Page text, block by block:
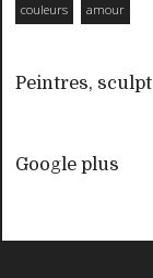
couleurs amour
Peintres,
Google plus